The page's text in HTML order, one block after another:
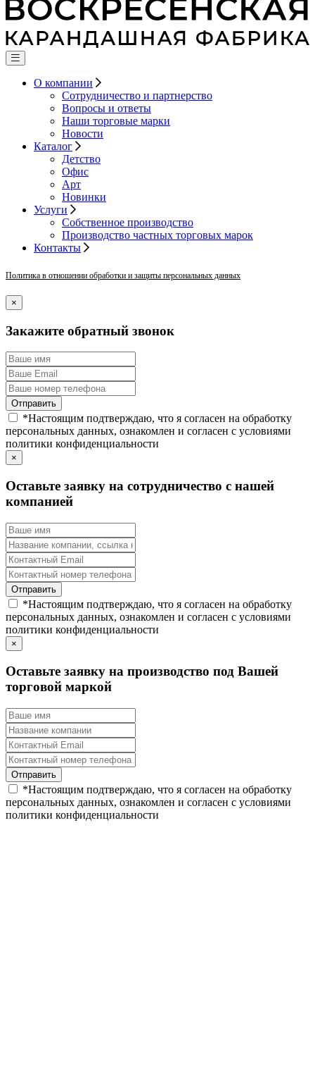
О компании
Сотрудничество и партнерство
Вопросы и ответы
Наши торговые марки
Новости
Каталог
Детство
Офис
Арт
Новинки
Услуги
Собственное производство
Производство частных торговых марок
Контакты
Политика в отношении обработки и защиты персональных данных
×
Закажите обратный звонок
*Настоящим подтверждаю, что я согласен на обработку
персональных данных, ознакомлен и согласен с условиями
политики конфиденциальности
×
Оставьте заявку на сотрудничество с нашей
компанией
*Настоящим подтверждаю, что я согласен на обработку
персональных данных, ознакомлен и согласен с условиями
политики конфиденциальности
×
Оставьте заявку на производство под Вашей
торговой маркой
*Настоящим подтверждаю, что я согласен на обработку
персональных данных, ознакомлен и согласен с условиями
политики конфиденциальности